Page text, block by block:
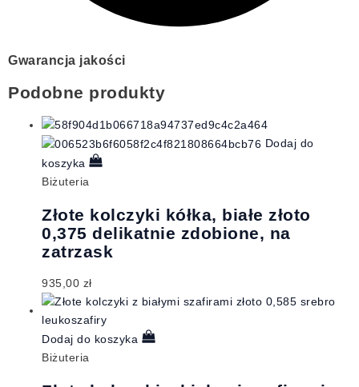
Gwarancja jakości
Podobne produkty
Dodaj do
koszyka
Biżuteria
Złote kolczyki kółka, białe złoto
0,375 delikatnie zdobione, na
zatrzask
935,00 zł
Dodaj do koszyka
Biżuteria